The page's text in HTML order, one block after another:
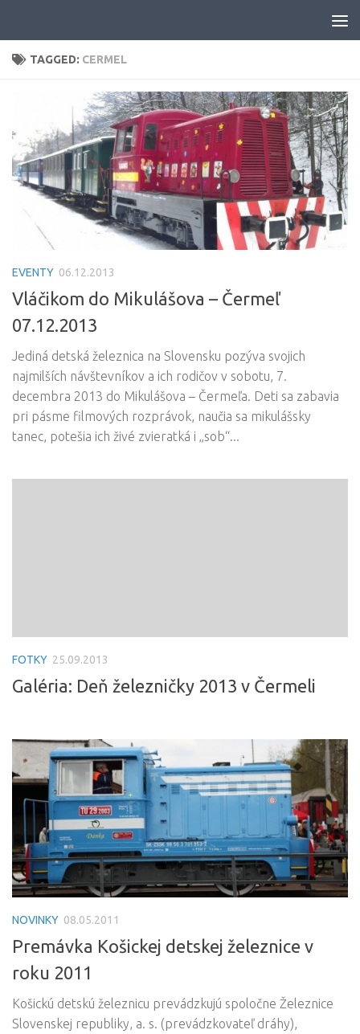
TAGGED: CERMEL
EVENTY 06.12.2013
Vláčikom do Mikulášova – Čermeľ
07.12.2013
Jediná detská železnica na Slovensku pozýva svojich
najmilších návštevníkov a ich rodičov v sobotu, 7.
decembra 2013 do Mikulášova – Čermeľa. Deti sa zabavia
pri pásme filmových rozprávok, naučia sa mikulášsky
tanec, potešia ich živé zvieratká i „sob“...
FOTKY 25.09.2013
Galéria: Deň železničky 2013 v Čermeli
NOVINKY 08.05.2011
Premávka Košickej detskej železnice v
roku 2011
Košickú detskú železnicu prevádzkujú spoločne Železnice
Slovenskej republiky, a. s. (prevádzkovateľ dráhy),